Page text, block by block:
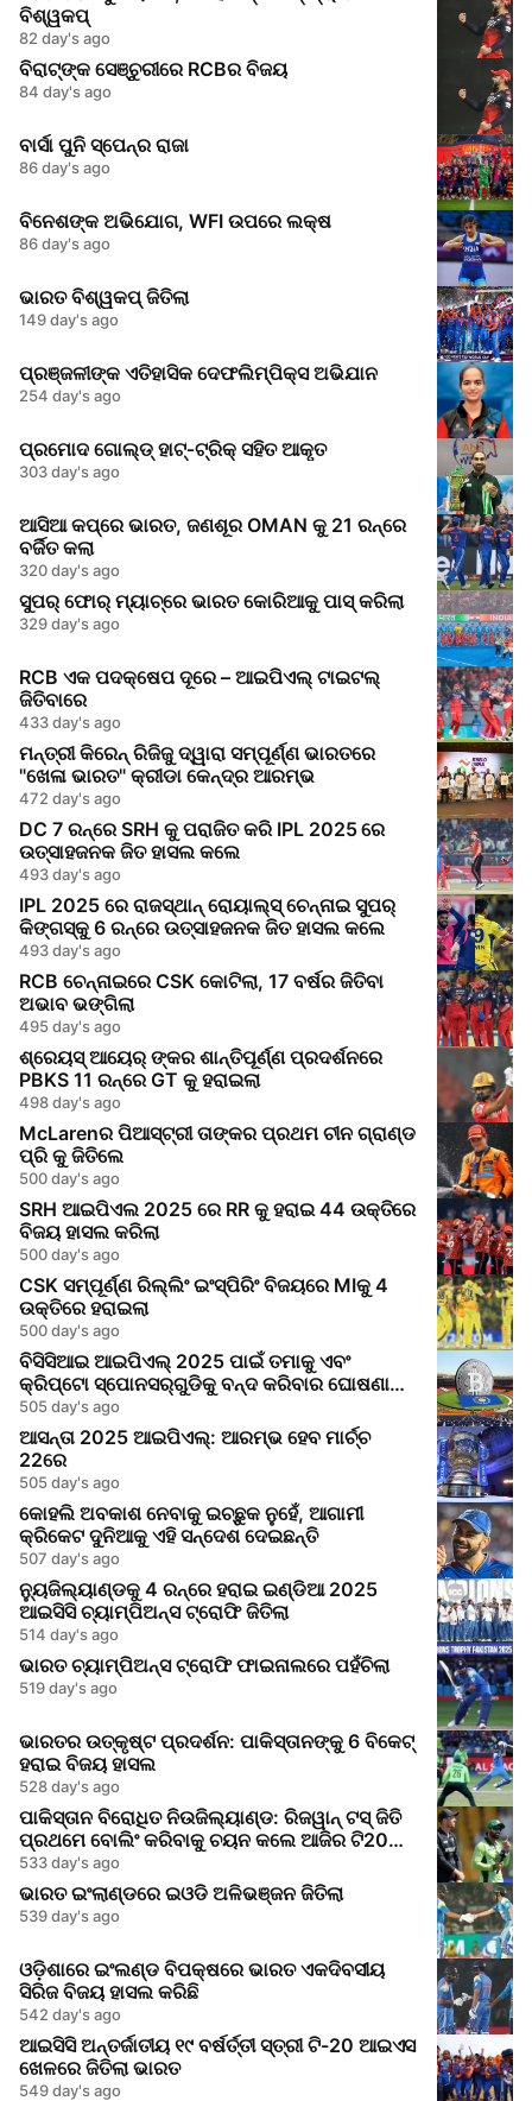
ବିଶ୍ୱକପ୍
82 day's ago
ବିରାଟ୍‌ଙ୍କ ସେଞ୍ଚୁରୀରେ RCBର ବିଜୟ
84 day's ago
ବାର୍ସା ପୁନି ସ୍ପେନ୍‌ର ରାଜା
86 day's ago
ବିନେଶଙ୍କ ଅଭିଯୋଗ, WFI ଉପରେ ଲକ୍ଷ
86 day's ago
ଭାରତ ବିଶ୍ୱକପ୍ ଜିତିଲା
149 day's ago
ପ୍ରଞ୍ଜଳୀଙ୍କ ଏତିହାସିକ ଦେଫଲିମ୍ପିକ୍ସ ଅଭିଯାନ
254 day's ago
ପ୍ରମୋଦ ଗୋଲ୍ଡ୍ ହାଟ୍‑ଟ୍ରିକ୍ ସ‌ହିତ ଆକୃତ
303 day's ago
ଆସିଆ କପ୍‌ରେ ଭାରତ, ଜଣଶୂର OMAN କୁ 21 ରନ୍‌ରେ
ବର୍ଜିତ କଲା
320 day's ago
ସୁପର୍ ଫୋର୍ ମ୍ୟାଚ୍‌ରେ ଭାରତ କୋରିଆକୁ ପାସ୍ କରିଲା
329 day's ago
RCB ଏକ ପଦକ୍ଷେପ ଦୂରେ – ଆଇପିଏଲ୍ ଟାଇଟଲ୍
ଜିତିବାରେ
433 day's ago
ମନ୍ତ୍ରୀ କିରେନ୍ ରିଜିଜୁ ଦ୍ୱାରା ସମ୍ପୂର୍ଣ୍ଣ ଭାରତରେ
"ଖେଳା ଭାରତ" କ୍ରୀଡା କେନ୍ଦ୍ର ଆରମ୍ଭ
472 day's ago
DC 7 ରନ୍‌ରେ SRH କୁ ପରାଜିତ କରି IPL 2025 ରେ
ଉତ୍ସାହଜନକ ଜିତ ହାସଲ କଲେ
493 day's ago
IPL 2025 ରେ ରାଜସ୍ଥାନ୍ ରୋୟାଲ୍ସ୍ ଚେନ୍ନାଇ ସୁପର୍
କିଙ୍ଗସ୍‌କୁ 6 ରନ୍‌ରେ ଉତ୍ସାହଜନକ ଜିତ ହାସଲ କଲେ
493 day's ago
RCB ଚେନ୍ନାଇରେ CSK କୋଟିଲା, 17 ବର୍ଷର ଜିତିବା
ଅଭାବ ଭଙ୍ଗିଲା
495 day's ago
ଶ୍ରେୟସ୍ ଆୟେର୍‌ ଙ୍କର ଶାନ୍ତିପୂର୍ଣ୍ଣ ପ୍ରଦର୍ଶନରେ
PBKS 11 ରନ୍‌ରେ GT କୁ ହରାଇଲା
498 day's ago
McLarenର ପିଆସ୍ଟ୍ରୀ ତାଙ୍କର ପ୍ରଥମ ଚୀନ ଗ୍ରାଣ୍ଡ
ପ୍ରି କୁ ଜିତିଲେ
500 day's ago
SRH ଆଇପିଏଲ 2025 ରେ RR କୁ ହରାଇ 44 ଉକ୍ତିରେ
ବିଜୟ ହାସଲ କରିଲା
500 day's ago
CSK ସମ୍ପୂର୍ଣ୍ଣ ରିଲ୍ଲିଂ ଇଂସ୍ପିରିଂ ବିଜୟରେ MIକୁ 4
ଉକ୍ତିରେ ହରାଇଲା
500 day's ago
ବିସିସିଆଇ ଆଇପିଏଲ୍ 2025 ପାଇଁ ତମାକୁ ଏବଂ
କ୍ରିପ୍ଟୋ ସ୍ପୋନସର୍‌ଗୁଡିକୁ ବନ୍ଦ କରିବାର ଘୋଷଣା
କଲା
505 day's ago
ଆସନ୍ତା 2025 ଆଇପିଏଲ୍: ଆରମ୍ଭ ହେବ ମାର୍ଚ୍ଚ
22ରେ
505 day's ago
କୋହଲି ଅବକାଶ ନେବାକୁ ଇଚ୍ଛୁକ ନୁହେଁ, ଆଗାମୀ
କ୍ରିକେଟ ଦୁନିଆକୁ ଏହି ସନ୍ଦେଶ ଦେଇଛନ୍ତି
507 day's ago
ନ୍ୟୁଜିଲ୍ୟାଣ୍ଡକୁ 4 ରନ୍‌ରେ ହରାଇ ଇଣ୍ଡିଆ 2025
ଆଇସିସି ଚ୍ୟାମ୍ପିଅନ୍ସ ଟ୍ରୋଫି ଜିତିଲା
514 day's ago
ଭାରତ ଚ୍ୟାମ୍ପିଅନ୍ସ ଟ୍ରୋଫି ଫାଇନାଲରେ ପହଁଚିଲା
519 day's ago
ଭାରତର ଉତ୍କୃଷ୍ଟ ପ୍ରଦର୍ଶନ: ପାକିସ୍ତାନଙ୍କୁ 6 ବିକେଟ୍
ହରାଇ ବିଜୟ ହାସଲ
528 day's ago
ପାକିସ୍ତାନ ବିରୋଧିତ ନିଉଜିଲ୍ୟାଣ୍ଡ: ରିଜୱାନ୍ ଟସ୍ ଜିତି
ପ୍ରଥମେ ବୋଲିଂ କରିବାକୁ ଚୟନ କଲେ ଆଜିର ଟି20
ମ୍ୟାଚ୍ରେ
533 day's ago
ଭାରତ ଇଂଲାଣ୍ଡରେ ଇଓଡି ଅଳିଭଞ୍ଜନ ଜିତିଲା
539 day's ago
ଓଡ଼ିଶାରେ ଇଂଲଣ୍ଡ ବିପକ୍ଷରେ ଭାରତ ଏକଦିବସୀୟ
ସିରିଜ ବିଜୟ ହାସଲ କରିଛି
542 day's ago
ଆଇସିସି ଅନ୍ତର୍ଜାତୀୟ ୧୯ ବର୍ଷର୍ତ୍ତୀ ସ୍ତ୍ରୀ ଟି-20 ଆଇଏସ
ଖେଳରେ ଜିତିଲା ଭାରତ
549 day's ago